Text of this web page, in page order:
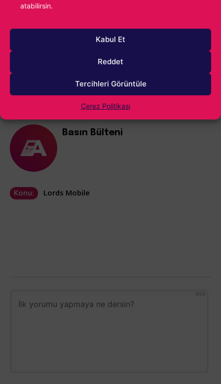
atabilirsin.
Kabul Et
Reddet
Tercihleri Görüntüle
Çerez Politikası
üzerinden) ücretsiz olarak indirebilirsiniz.
Basın Bülteni
Konu: Lords Mobile
1000